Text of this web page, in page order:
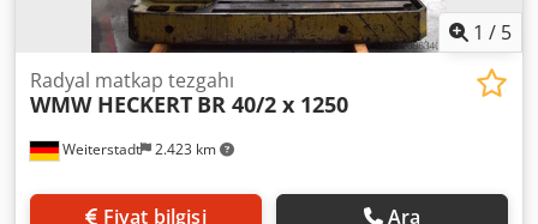
imkanı mevcuttur. Lukas van Rossum
1 / 5
Weiterstadt 2.423 km
Radyal matkap tezgahı
WMW HECKERT BR 40/2 x 1250
Fiyat bilgisi Ara